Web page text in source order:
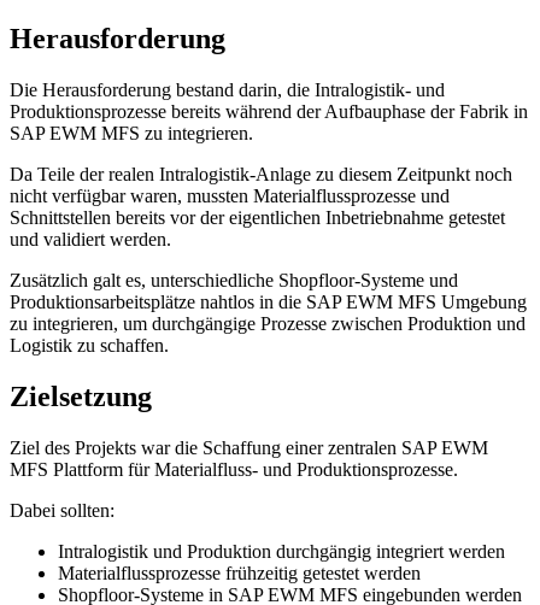
Herausforderung
Die Herausforderung bestand darin, die Intralogistik- und
Produktionsprozesse bereits während der Aufbauphase der Fabrik in
SAP EWM MFS zu integrieren.
Da Teile der realen Intralogistik-Anlage zu diesem Zeitpunkt noch
nicht verfügbar waren, mussten Materialflussprozesse und
Schnittstellen bereits vor der eigentlichen Inbetriebnahme getestet
und validiert werden.
Zusätzlich galt es, unterschiedliche Shopfloor-Systeme und
Produktionsarbeitsplätze nahtlos in die SAP EWM MFS Umgebung
zu integrieren, um durchgängige Prozesse zwischen Produktion und
Logistik zu schaffen.
Zielsetzung
Ziel des Projekts war die Schaffung einer zentralen SAP EWM
MFS Plattform für Materialfluss- und Produktionsprozesse.
Dabei sollten:
Intralogistik und Produktion durchgängig integriert werden
Materialflussprozesse frühzeitig getestet werden
Shopfloor-Systeme in SAP EWM MFS eingebunden werden